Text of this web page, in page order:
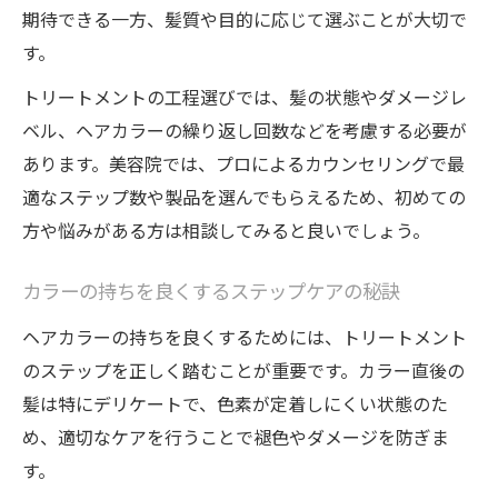
期待できる一方、髪質や目的に応じて選ぶことが大切で
す。
トリートメントの工程選びでは、髪の状態やダメージレ
ベル、ヘアカラーの繰り返し回数などを考慮する必要が
あります。美容院では、プロによるカウンセリングで最
適なステップ数や製品を選んでもらえるため、初めての
方や悩みがある方は相談してみると良いでしょう。
カラーの持ちを良くするステップケアの秘訣
ヘアカラーの持ちを良くするためには、トリートメント
のステップを正しく踏むことが重要です。カラー直後の
髪は特にデリケートで、色素が定着しにくい状態のた
め、適切なケアを行うことで褪色やダメージを防ぎま
す。